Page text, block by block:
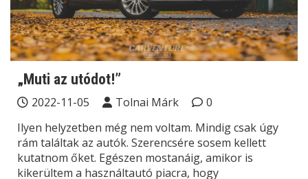
„Muti az utódot!”
2022-11-05 Tolnai Márk
0
Ilyen helyzetben még nem voltam. Mindig csak úgy
rám találtak az autók. Szerencsére sosem kellett
kutatnom őket. Egészen mostanáig, amikor is
kikerültem a használtautó piacra, hogy